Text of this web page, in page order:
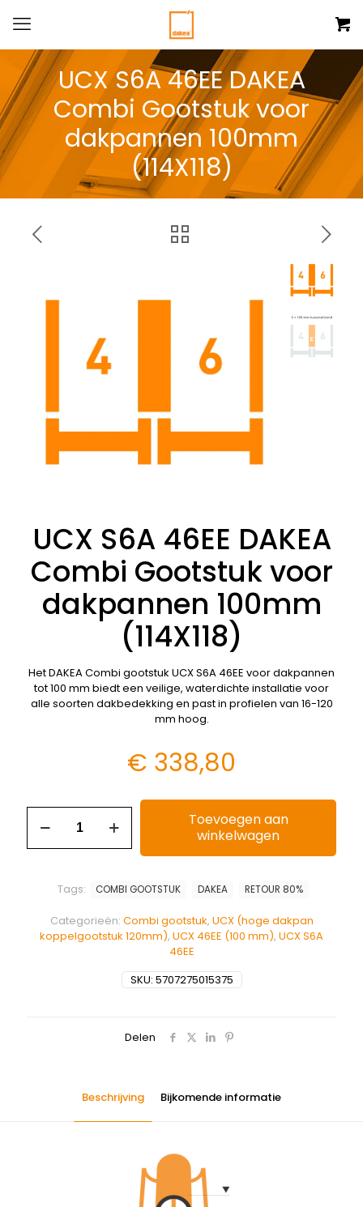
UCX S6A 46EE DAKEA
Combi Gootstuk voor
dakpannen 100mm
(114X118)
UCX S6A 46EE DAKEA
Combi Gootstuk voor
dakpannen 100mm
(114X118)
Het DAKEA Combi gootstuk UCX S6A 46EE voor dakpannen
tot 100 mm biedt een veilige, waterdichte installatie voor
alle soorten dakbedekking en past in profielen van 16-120
mm hoog.
€ 338,80
Toevoegen aan
winkelwagen
SKU: 5707275015375
Categorieën: Combi gootstuk, UCX (hoge dakpan
koppelgootstuk 120mm), UCX 46EE (100 mm), UCX S6A
46EE
Tags: COMBI GOOTSTUK DAKEA RETOUR 80%
Delen
Beschrijving Bijkomende informatie